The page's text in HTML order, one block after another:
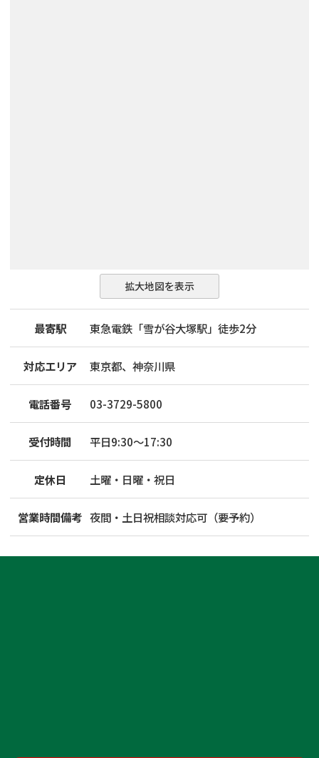
拡大地図を表示
最寄駅 東急電鉄「雪が谷大塚駅」徒歩2分
対応エリア 東京都、神奈川県
電話番号 03-3729-5800
受付時間 平日9:30～17:30
定休日 土曜・日曜・祝日
営業時間備考 夜間・土日祝相談対応可（要予約）